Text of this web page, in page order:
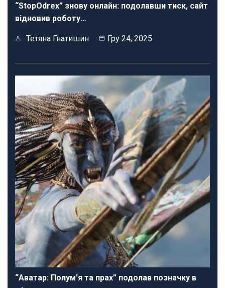
“StopOdrex” знову онлайн: подолавши тиск, сайт
відновив роботу…
Тетяна Гнатишин Гру 24, 2025
“Аватар: Полум’я та прах” подолав позначку в